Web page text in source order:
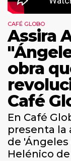
CAFÉ GLOBO
Assira
obra
Café
En Café
presenta la
de
Helénico de